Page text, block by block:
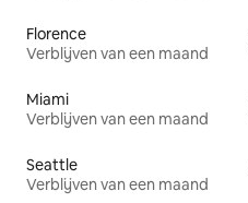
Florence
Verblijven van een maand
Miami
Verblijven van een maand
Seattle
Verblijven van een maand